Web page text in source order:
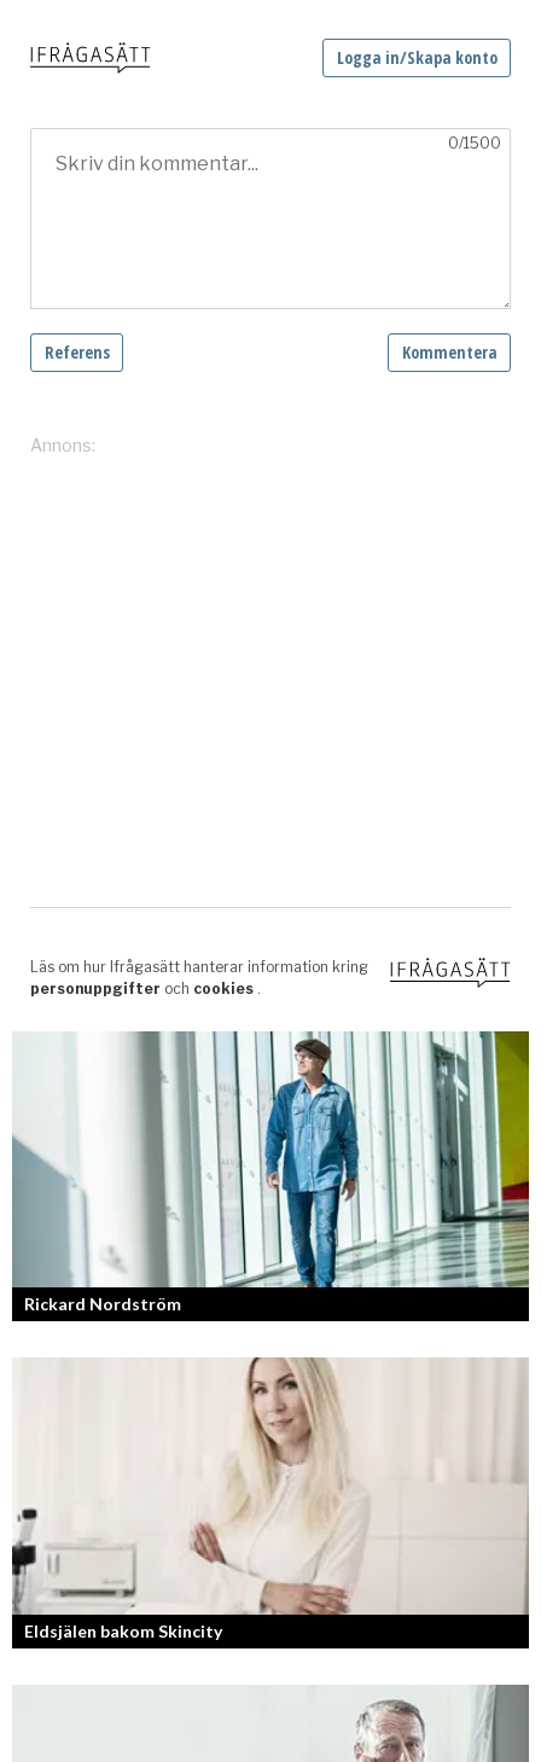
Rickard Nordström
Läraren som omfamnar sociala medier.
Eldsjälen bakom Skincity
Annica Forsgren Kjellman ligger bakom skönhetsimperiet Skincity –